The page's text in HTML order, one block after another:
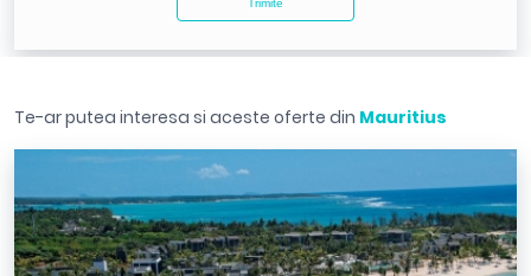
Te-ar putea interesa si aceste oferte din Mauritius